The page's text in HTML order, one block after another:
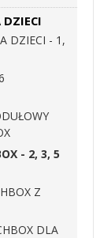
DZIECI
DZIECI - 1,
- 2, 3, 5
Z
DLA